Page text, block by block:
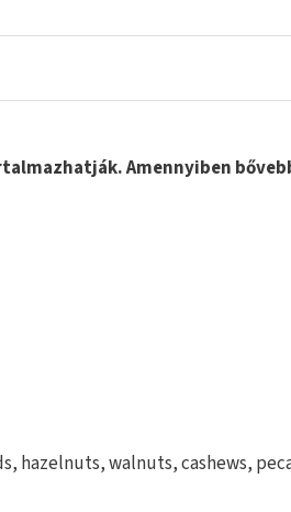
Amennyiben
hazelnuts, walnuts, cashews,